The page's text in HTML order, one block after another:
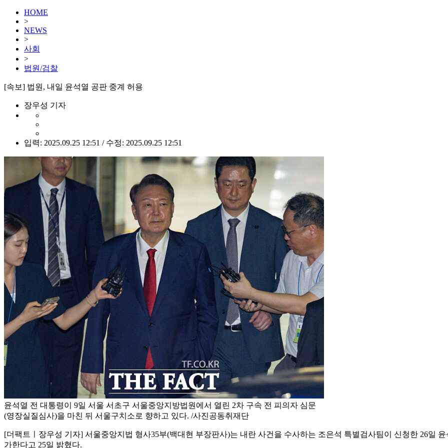
HOME
>
NEWS
>
사회
>
법원/검찰
[속보] 법원, 내일 윤석열 공판 중계 허용
장우성 기자
입력: 2025.09.25 12:51 / 수정: 2025.09.25 12:51
윤석열 전 대통령이 9일 서울 서초구 서울중앙지방법원에서 열린 2차 구속 전 피의자 심문
(영장실질심사)을 마친 뒤 서울구치소로 향하고 있다. /사진공동취재단
[더팩트ㅣ장우성 기자] 서울중앙지법 형사35부(백대현 부장판사)는 내란 사건을 수사하는 조은석 특별검사팀이 신청한 26일
가한다고 25일 밝혔다.